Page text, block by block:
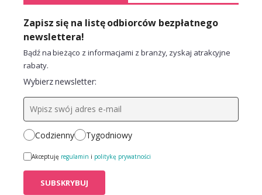
Zapisz się na listę odbiorców bezpłatnego
newslettera!
Bądź na bieżąco z informacjami z branży, zyskaj atrakcyjne
rabaty.
Wybierz newsletter:
Codzienny Tygodniowy
Akceptuję regulamin i politykę prywatności